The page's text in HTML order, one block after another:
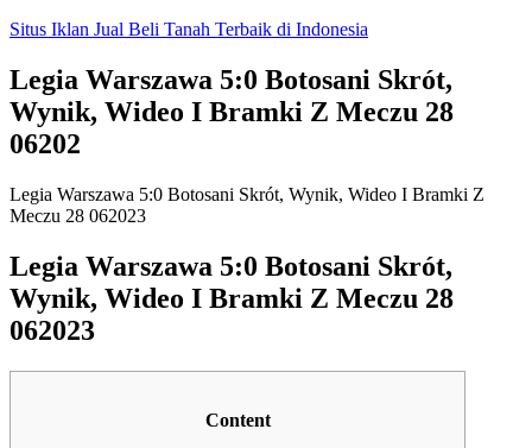
Skip
content
Situs Iklan Jual Beli Tanah Terbaik di Indonesia
Legia Warszawa 5:0 Botosani Skrót,
Wynik, Wideo I Bramki Z Meczu 28
06202
Legia Warszawa 5:0 Botosani Skrót, Wynik, Wideo I Bramki Z
Meczu 28 062023
Legia Warszawa 5:0 Botosani Skrót,
Wynik, Wideo I Bramki Z Meczu 28
062023
Content